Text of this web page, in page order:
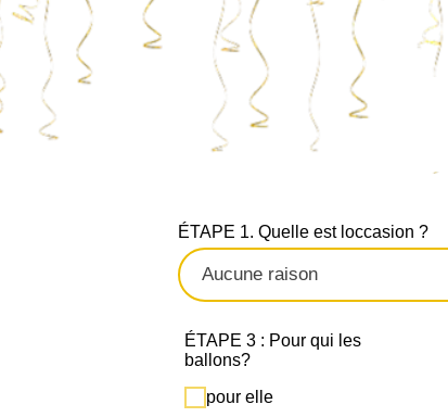
ÉTAPE 1. Quelle est loccasion ?
ÉTAPE 3 : Pour qui les
ballons?
pour elle